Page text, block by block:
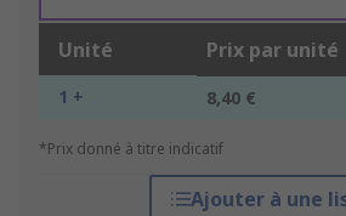
Unité Prix par unité
1 + 8,40 €
*Prix donné à titre indicatif
Ajouter à une